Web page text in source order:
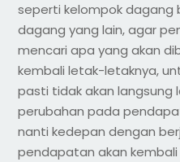
seperti kelompok dagang
dagang yang lain, agar
mencari apa yang akan
kembali letak-letaknya,
pasti tidak akan langsung
perubahan pada
nanti kedepan dengan
pendapatan akan kembali